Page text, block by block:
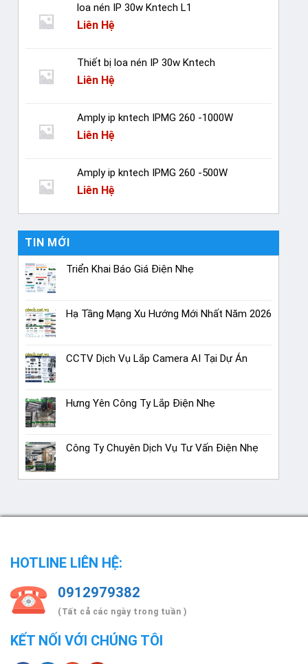
loa nén IP 30w Kntech L1
Liên Hệ
Thiết bị loa nén IP 30w Kntech
Liên Hệ
Amply ip kntech IPMG 260 -1000W
Liên Hệ
Amply ip kntech IPMG 260 -500W
Liên Hệ
TIN MỚI
Triển Khai Báo Giá Điện Nhẹ
Hạ Tầng Mạng Xu Hướng Mới Nhất Năm 2026
CCTV Dịch Vụ Lắp Camera AI Tại Dự Án
Hưng Yên Công Ty Lắp Điện Nhẹ
Công Ty Chuyên Dịch Vụ Tư Vấn Điện Nhẹ
HOTLINE LIÊN HỆ:
0912979382
(Tất cả các ngày trong tuần )
KẾT NỐI VỚI CHÚNG TÔI